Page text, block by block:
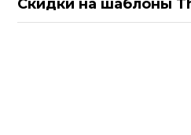
Скидки на шаблоны